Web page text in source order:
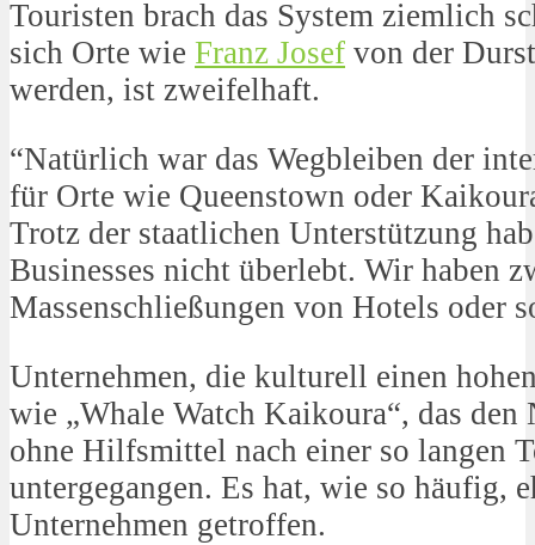
Touristen brach das System ziemlich
sich Orte wie Franz Josef von der
werden, ist zweifelhaft.
“Natürlich war das Wegbleiben der
für Orte wie Queenstown oder
Trotz der staatlichen Unterstützung
Businesses nicht überlebt. Wir haben
Massenschließungen von Hotels oder
Unternehmen, die kulturell einen
wie „Whale Watch Kaikoura“, das den
ohne Hilfsmittel nach einer so langen
untergegangen. Es hat, wie so häufig,
Unternehmen getroffen.